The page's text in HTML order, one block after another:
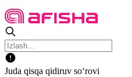
Juda qisqa qidiruv so‘rovi